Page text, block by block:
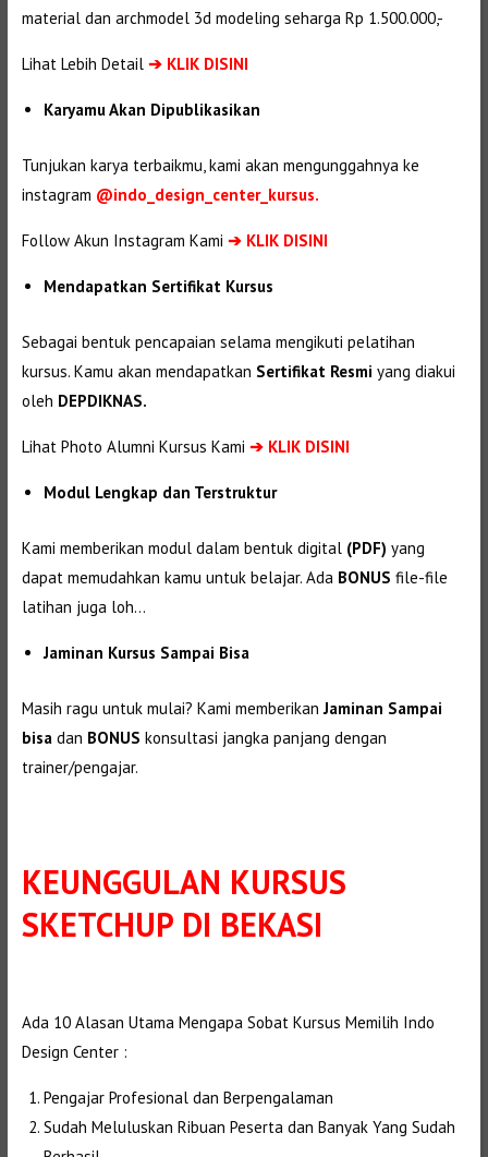
material dan archmodel 3d modeling seharga Rp 1.500.000,-
Lihat Lebih Detail ➔ KLIK DISINI
Karyamu Akan Dipublikasikan
Tunjukan karya terbaikmu, kami akan mengunggahnya ke
instagram @indo_design_center_kursus.
Follow Akun Instagram Kami ➔ KLIK DISINI
Mendapatkan Sertifikat Kursus
Sebagai bentuk pencapaian selama mengikuti pelatihan
kursus. Kamu akan mendapatkan Sertifikat Resmi yang diakui
oleh DEPDIKNAS.
Lihat Photo Alumni Kursus Kami ➔ KLIK DISINI
Modul Lengkap dan Terstruktur
Kami memberikan modul dalam bentuk digital (PDF) yang
dapat memudahkan kamu untuk belajar. Ada BONUS file-file
latihan juga loh…
Jaminan Kursus Sampai Bisa
Masih ragu untuk mulai? Kami memberikan Jaminan Sampai
bisa dan BONUS konsultasi jangka panjang dengan
trainer/pengajar.
KEUNGGULAN KURSUS
SKETCHUP DI BEKASI
Ada 10 Alasan Utama Mengapa Sobat Kursus Memilih Indo
Design Center :
Pengajar Profesional dan Berpengalaman
Sudah Meluluskan Ribuan Peserta dan Banyak Yang Sudah